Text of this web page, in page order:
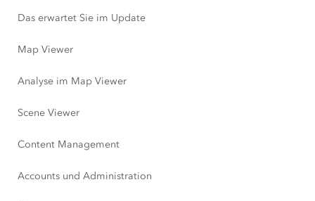
Das erwartet Sie im Update
Map Viewer
Analyse im Map Viewer
Scene Viewer
Content Management
Accounts und Administration